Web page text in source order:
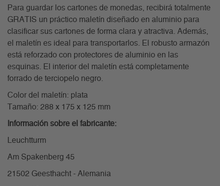
Para guardar los cartones de monedas, recibirá totalmente
GRATIS un práctico maletín diseñado en aluminio para
clasificar sus cartones de forma clara y atractiva. Además,
el maletín es ideal para transportarlos. El robusto armazón
está reforzado con protectores de aluminio en las
esquinas. El interior del maletín está completamente
forrado de terciopelo negro.
Color del maletín: plata
Tamaño: 288 x 175 x 125 mm
Información sobre el fabricante:
Leuchtturm
Am Spakenberg 45
21502 Geesthacht - Alemania